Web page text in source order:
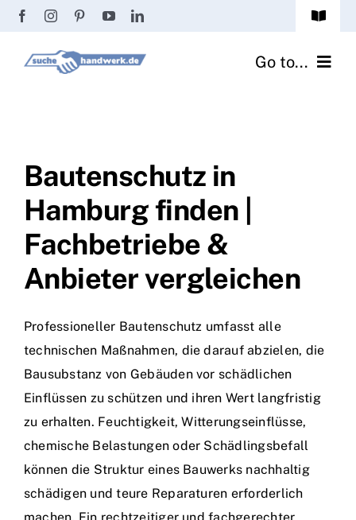
Zum
springen
Toggle
Passwort vergessen? Go to...
Handwerker Ratgeber
Wir über uns
Bautenschutz in
Hamburg finden |
Fachbetriebe &
Anbieter vergleichen
Professioneller Bautenschutz umfasst alle
technischen Maßnahmen, die darauf abzielen, die
Bausubstanz von Gebäuden vor schädlichen
Einflüssen zu schützen und ihren Wert langfristig
zu erhalten. Feuchtigkeit, Witterungseinflüsse,
chemische Belastungen oder Schädlingsbefall
können die Struktur eines Bauwerks nachhaltig
schädigen und teure Reparaturen erforderlich